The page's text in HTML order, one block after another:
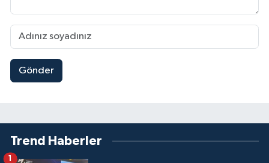
Gönder
Trend Haberler
1